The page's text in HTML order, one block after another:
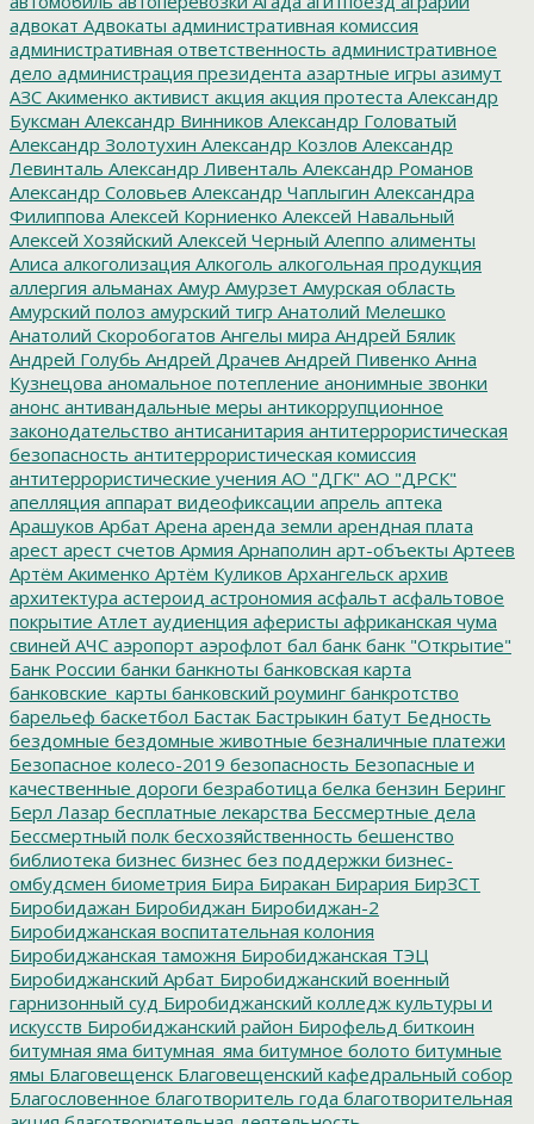
адвокат Адвокаты административная комиссия
административная ответственность административное
дело администрация президента азартные игры азимут
АЗС Акименко активист акция акция протеста Александр
Буксман Александр Винников Александр Головатый
Александр Золотухин Александр Козлов Александр
Левинталь Александр Ливенталь Александр Романов
Александр Соловьев Александр Чаплыгин Александра
Филиппова Алексей Корниенко Алексей Навальный
Алексей Хозяйский Алексей Черный Алеппо алименты
Алиса алкоголизация Алкоголь алкогольная продукция
аллергия альманах Амур Амурзет Амурская область
Амурский полоз амурский тигр Анатолий Мелешко
Анатолий Скоробогатов Ангелы мира Андрей Бялик
Андрей Голубь Андрей Драчев Андрей Пивенко Анна
Кузнецова аномальное потепление анонимные звонки
анонс антивандальные меры антикоррупционное
законодательство антисанитария антитеррористическая
безопасность антитеррористическая комиссия
антитеррористические учения АО "ДГК" АО "ДРСК"
апелляция аппарат видеофиксации апрель аптека
Арашуков Арбат Арена аренда земли арендная плата
арест арест счетов Армия Арнаполин арт-объекты Артеев
Артём Акименко Артём Куликов Архангельск архив
архитектура астероид астрономия асфальт асфальтовое
покрытие Атлет аудиенция аферисты африканская чума
свиней АЧС аэропорт аэрофлот бал банк банк "Открытие"
Банк России банки банкноты банковская карта
банковские_карты банковский роуминг банкротство
барельеф баскетбол Бастак Бастрыкин батут Бедность
бездомные бездомные животные безналичные платежи
Безопасное колесо-2019 безопасность Безопасные и
качественные дороги безработица белка бензин Беринг
Берл Лазар бесплатные лекарства Бессмертные дела
Бессмертный полк бесхозяйственность бешенство
библиотека бизнес бизнес без поддержки бизнес-
омбудсмен биометрия Бира Биракан Бирария БирЗСТ
Биробидажан Биробиджан Биробиджан-2
Биробиджанская воспитательная колония
Биробиджанская таможня Биробиджанская ТЭЦ
Биробиджанский Арбат Биробиджанский военный
гарнизонный суд Биробиджанский колледж культуры и
искусств Биробиджанский район Бирофельд биткоин
битумная яма битумная_яма битумное болото битумные
ямы Благовещенск Благовещенский кафедральный собор
Благословенное благотворитель года благотворительная